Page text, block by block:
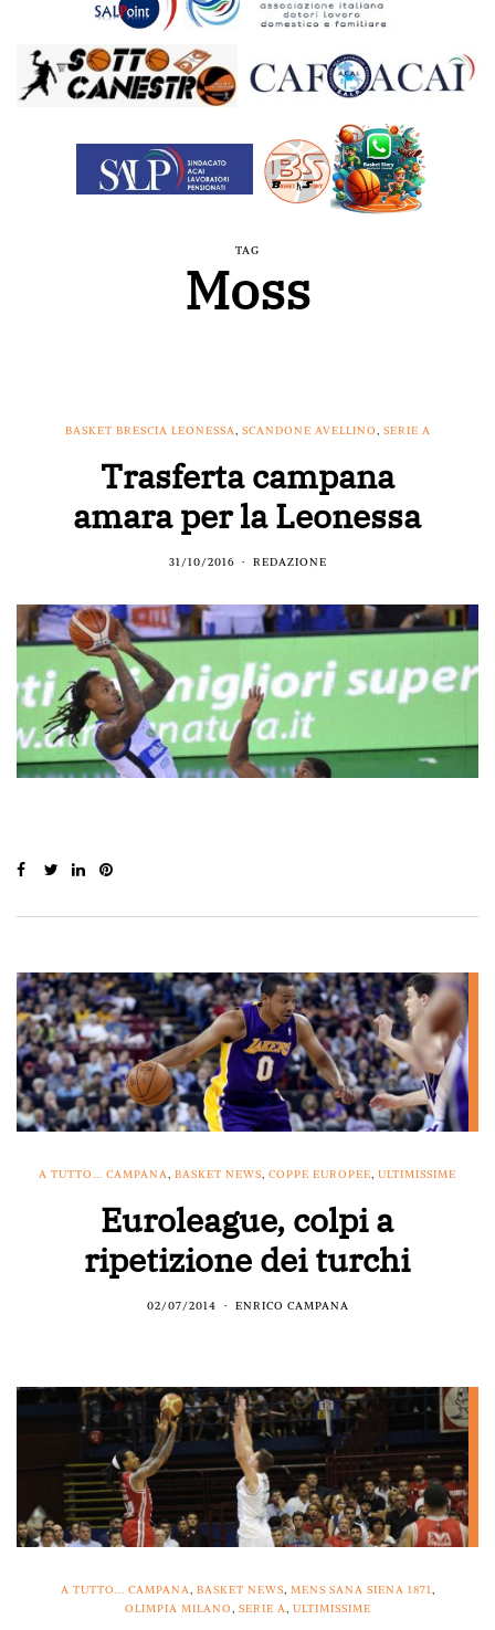
TAG
Moss
BASKET BRESCIA LEONESSA, SCANDONE AVELLINO, SERIE A
Trasferta campana
amara per la Leonessa
31/10/2016 REDAZIONE
A TUTTO... CAMPANA, BASKET NEWS, COPPE EUROPEE, ULTIMISSIME
Euroleague, colpi a
ripetizione dei turchi
02/07/2014 ENRICO CAMPANA
A TUTTO... CAMPANA BASKET NEWS MENS SANA SIENA 1871
OLIMPIA MILANO
SERIE A ULTIMISSIME